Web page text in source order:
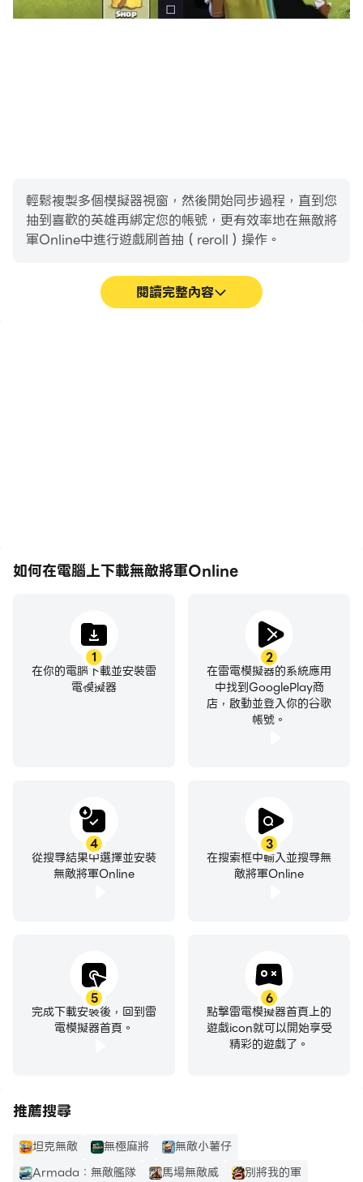
輕鬆複製多個模擬器視窗，然後開始同步過程，直到您
抽到喜歡的英雄再綁定您的帳號，更有效率地在無敵將
軍Online中進行遊戲刷首抽（reroll）操作。
閱讀完整內容
如何在電腦上下載無敵將軍Online
1
在你的電腦下載並安裝雷
電模擬器
2
在雷電模擬器的系統應用
中找到GooglePlay商
店，啟動並登入你的谷歌
帳號。
3
在搜索框中輸入並搜尋無
敵將軍Online
4
從搜尋結果中選擇並安裝
無敵將軍Online
5
完成下載安裝後，回到雷
電模擬器首頁。
6
點擊雷電模擬器首頁上的
遊戲icon就可以開始享受
精彩的遊戲了。
推薦搜尋
坦克無敵 無極麻將
無敵小薯仔
Armada：無敵艦隊
馬場無敵威
別將我的軍